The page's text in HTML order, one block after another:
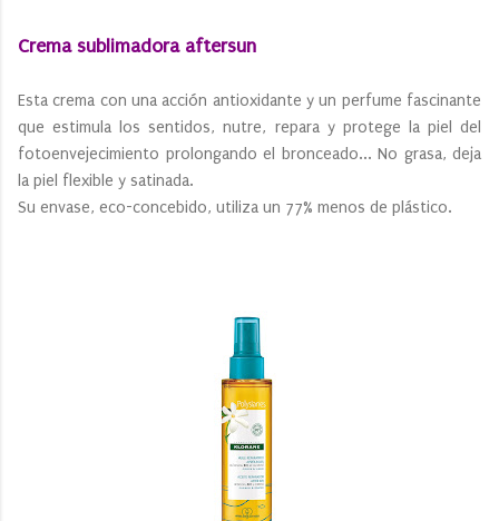
Crema sublimadora aftersun
Esta crema con una acción antioxidante y un perfume fascinante
que estimula los sentidos, nutre, repara y protege la piel del
fotoenvejecimiento prolongando el bronceado... No grasa, deja
la piel flexible y satinada.
Su envase, eco-concebido, utiliza un 77% menos de plástico.